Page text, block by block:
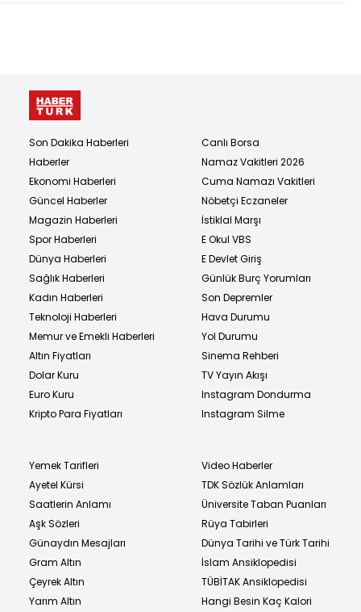
Son Dakika Haberleri
Haberler
Ekonomi Haberleri
Güncel Haberler
Magazin Haberleri
Spor Haberleri
Dünya Haberleri
Sağlık Haberleri
Kadın Haberleri
Teknoloji Haberleri
Memur ve Emekli Haberleri
Altın Fiyatları
Dolar Kuru
Euro Kuru
Kripto Para Fiyatları
Canlı Borsa
Namaz Vakitleri 2026
Cuma Namazı Vakitleri
Nöbetçi Eczaneler
İstiklal Marşı
E Okul VBS
E Devlet Giriş
Günlük Burç Yorumları
Son Depremler
Hava Durumu
Yol Durumu
Sinema Rehberi
TV Yayın Akışı
Instagram Dondurma
Instagram Silme
Yemek Tarifleri
Ayetel Kürsi
Saatlerin Anlamı
Aşk Sözleri
Günaydın Mesajları
Gram Altın
Çeyrek Altın
Yarım Altın
Video Haberler
TDK Sözlük Anlamları
Üniversite Taban Puanları
Rüya Tabirleri
Dünya Tarihi ve Türk Tarihi
İslam Ansiklopedisi
TÜBİTAK Ansiklopedisi
Hangi Besin Kaç Kalori